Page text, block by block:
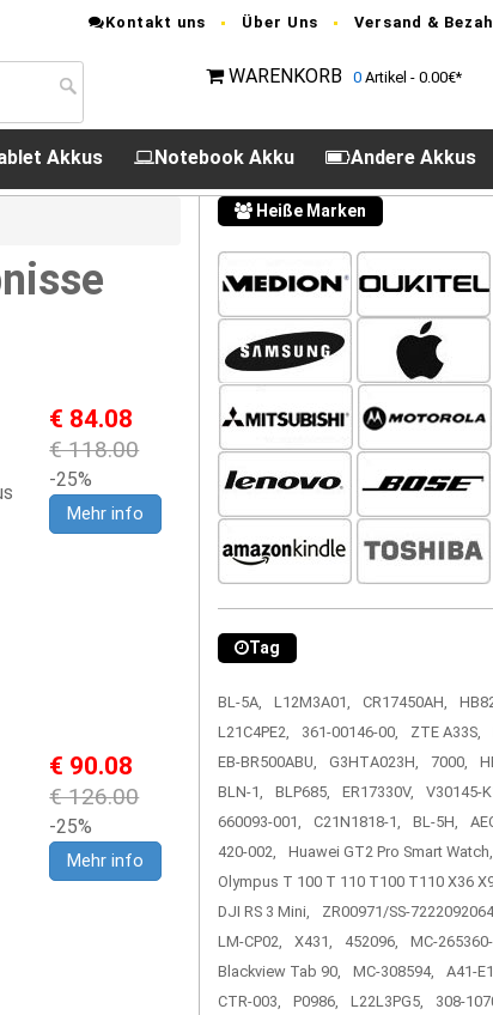
Kontakt uns Über Uns Versand &
WARENKORB 0 Artikel - 0.00€*
Akkus Notebook Akku Andere Akkus
€ 84.08
€ 118.00
-25%
Mehr info
€ 90.08
€ 126.00
-25%
Mehr info
Heiße Marken
Tag
BL-5A, L12M3A01, CR17450AH,
L21C4PE2,
361-00146-00, ZTE A33S,
EB-BR500ABU,
G3HTA023H, 7000,
BLN-1,
BLP685, ER17330V,
V30145-
660093-001,
C21N1818-1, BL-5H,
420-002,
Huawei GT2 Pro Smart Watch,
Olympus T 100 T 110 T100 T110 X36
DJI RS 3 Mini,
ZR00971/SS-
LM-CP02,
X431, 452096,
MC-
Blackview Tab 90,
MC-308594, A41-
CTR-003,
P0986, L22L3PG5,
308-